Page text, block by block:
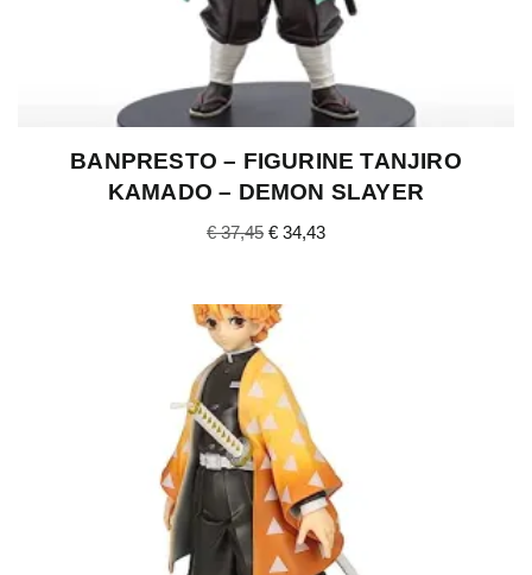
BANPRESTO – FIGURINE TANJIRO
KAMADO – DEMON SLAYER
€37,45 € 34,43